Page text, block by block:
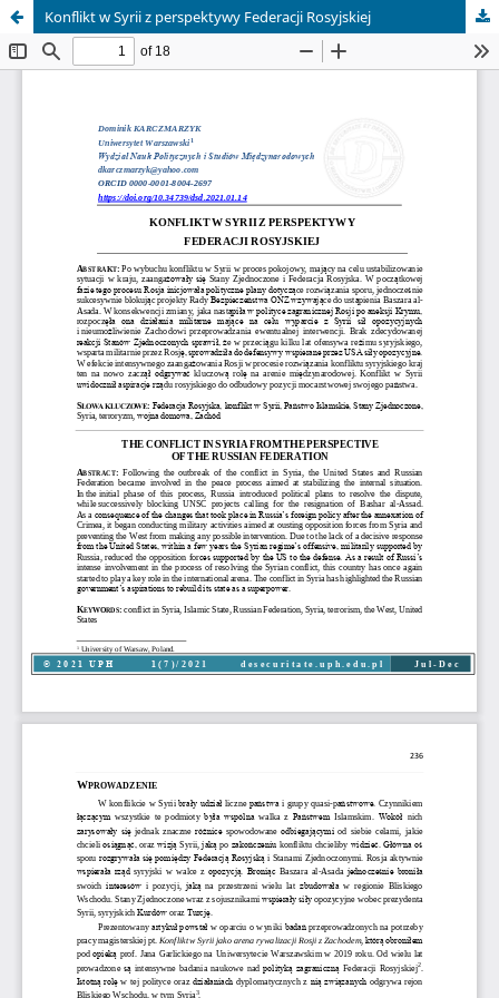
Konflikt w Syrii z perspektywy Federacji Rosyjskiej